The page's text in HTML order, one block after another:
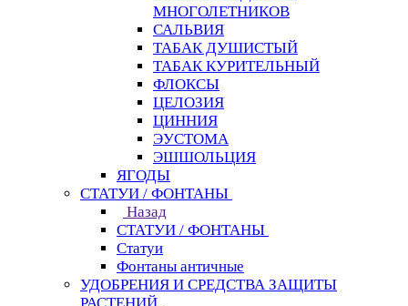
МНОГОЛЕТНИКОВ
САЛЬВИЯ
ТАБАК ДУШИСТЫЙ
ТАБАК КУРИТЕЛЬНЫЙ
ФЛОКСЫ
ЦЕЛОЗИЯ
ЦИННИЯ
ЭУСТОМА
ЭШШОЛЬЦИЯ
ЯГОДЫ
СТАТУИ / ФОНТАНЫ
Назад
СТАТУИ / ФОНТАНЫ
Статуи
Фонтаны античные
УДОБРЕНИЯ И СРЕДСТВА ЗАЩИТЫ